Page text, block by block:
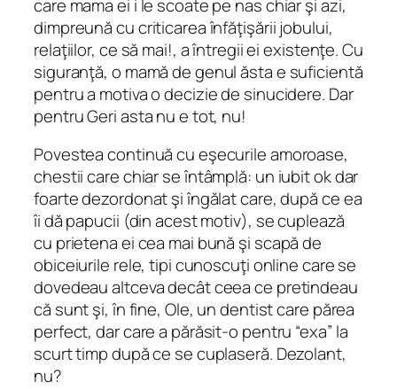
care mama ei i le scoate pe nas chiar şi azi,
dimpreună cu criticarea înfăţişării jobului,
relaţiilor, ce să mai!, a întregii ei existenţe. Cu
siguranţă, o mamă de genul ăsta e suficientă
pentru a motiva o decizie de sinucidere. Dar
pentru Geri asta nu e tot, nu!
Povestea continuă cu eşecurile amoroase,
chestii carechiar se întâmplă: un iubit ok dar
foarte dezordonat şi îngălat care, după ce ea
îi dă papucii (din acest motiv), se cuplează
cu prietena ei cea mai bună şi scapă de
obiceiurile rele, tipi cunoscuţi online care se
dovedeau altceva decât ceea ce pretindeau
că sunt şi, în fine, Ole, un dentist care părea
perfect, dar care a părăsit-o pentru “exa” la
scurt timp după ce se cuplaseră. Dezolant,
nu?